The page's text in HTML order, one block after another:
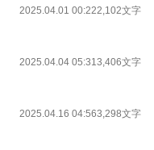
2025.04.01 00:222,102文字
2025.04.04 05:313,406文字
2025.04.16 04:563,298文字